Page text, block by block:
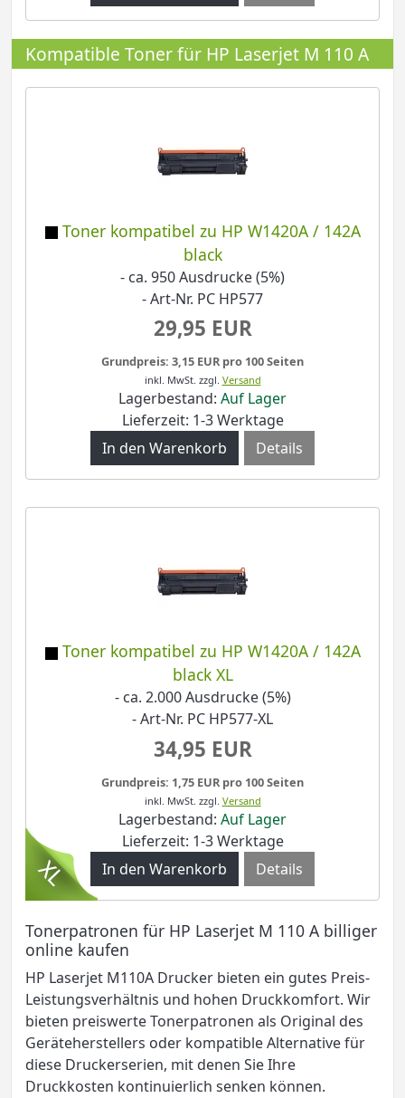
Kompatible Toner für HP Laserjet M 110 A
Toner kompatibel zu HP W1420A / 142A
black
- ca. 950 Ausdrucke (5%)
- Art-Nr. PC HP577
29,95 EUR
Grundpreis: 3,15 EUR pro 100 Seiten
inkl. MwSt. zzgl. Versand
Lagerbestand: Auf Lager
Lieferzeit: 1-3 Werktage
Details
Toner kompatibel zu HP W1420A / 142A
black XL
- ca. 2.000 Ausdrucke (5%)
- Art-Nr. PC HP577-XL
34,95 EUR
Grundpreis: 1,75 EUR pro 100 Seiten
inkl. MwSt. zzgl. Versand
Lagerbestand: Auf Lager
Lieferzeit: 1-3 Werktage
Details
Tonerpatronen für HP Laserjet M 110 A billiger
online kaufen
HP Laserjet M110A Drucker bieten ein gutes Preis-
Leistungsverhältnis und hohen Druckkomfort. Wir
bieten preiswerte Tonerpatronen als Original des
Geräteherstellers oder kompatible Alternative für
diese Druckerserien, mit denen Sie Ihre
Druckkosten kontinuierlich senken können.